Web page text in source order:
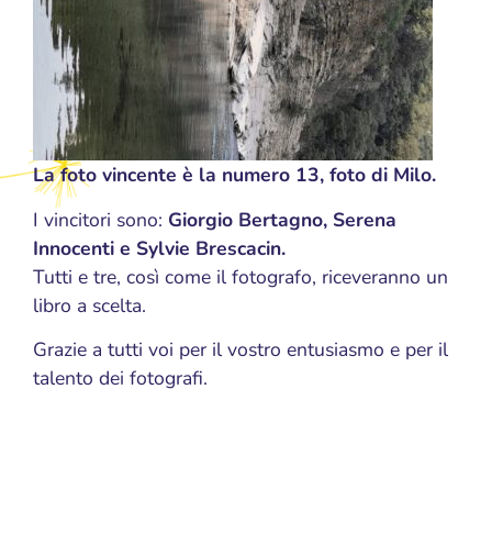
La foto vincente è la numero 13, foto di Milo.
I vincitori sono: Giorgio Bertagno, Serena
Innocenti e Sylvie Brescacin.
Tutti e tre, così come il fotografo, riceveranno un
libro a scelta.
Grazie a tutti voi per il vostro entusiasmo e per il
talento dei fotografi.